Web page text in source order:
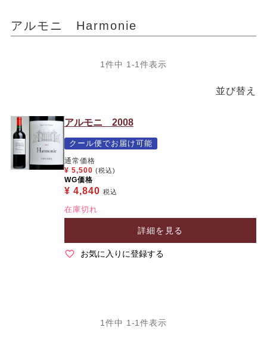
アルモニ Harmonie
並び替え
1 件中 1 -1件表示
アルモニ 2008
クール便でお届け可能
通常価格
¥ 5,500 (税込)
WG価格
¥ 4,840 税込
在庫切れ
詳細を見る
お気に入りに登録する
1 件中 1 -1件表示